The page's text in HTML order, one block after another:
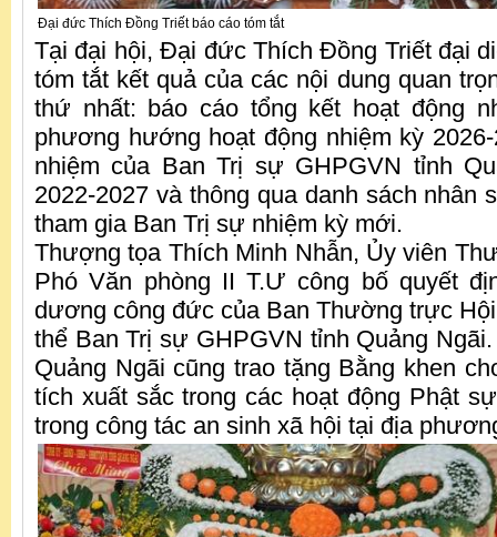
Đại đức Thích Đồng Triết báo cáo tóm tắt
Tại đại hội, Đại đức Thích Đồng Triết đại
tóm tắt kết quả của các nội dung quan
thứ nhất: báo cáo tổng kết hoạt động
phương hướng hoạt động nhiệm kỳ
nhiệm của Ban Trị sự GHPGVN tỉnh
2022-2027 và thông qua danh sách nhân
tham gia Ban Trị sự nhiệm kỳ mới.
Thượng tọa Thích Minh Nhẫn, Ủy viên
Phó Văn phòng II T.Ư công bố quyết
dương công đức của Ban Thường trực
thể Ban Trị sự GHPGVN tỉnh Quảng
Quảng Ngãi cũng trao tặng Bằng khen
tích xuất sắc trong các hoạt động Phật
trong công tác an sinh xã hội tại địa